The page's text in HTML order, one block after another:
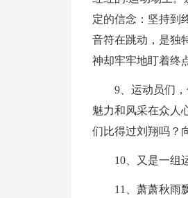
定的信念：坚持到
音符在跳动，是独
神却牢牢地盯着终
9、运动员们
魅力和风采在众人
们比得过刘翔吗？
10、又是一组
11、萧萧秋雨